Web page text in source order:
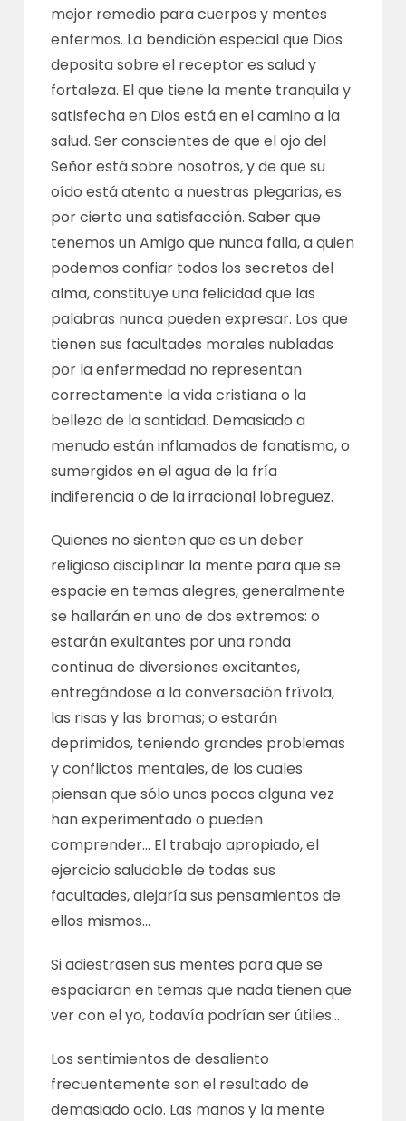
mejor remedio para cuerpos y mentes
enfermos. La bendición especial que Dios
deposita sobre el receptor es salud y
fortaleza. El que tiene la mente tranquila y
satisfecha en Dios está en el camino a la
salud. Ser conscientes de que el ojo del
Señor está sobre nosotros, y de que su
oído está atento a nuestras plegarias, es
por cierto una satisfacción. Saber que
tenemos un Amigo que nunca falla, a quien
podemos confiar todos los secretos del
alma, constituye una felicidad que las
palabras nunca pueden expresar. Los que
tienen sus facultades morales nubladas
por la enfermedad no representan
correctamente la vida cristiana o la
belleza de la santidad. Demasiado a
menudo están inflamados de fanatismo, o
sumergidos en el agua de la fría
indiferencia o de la irracional lobreguez.
Quienes no sienten que es un deber
religioso disciplinar la mente para que se
espacie en temas alegres, generalmente
se hallarán en uno de dos extremos: o
estarán exultantes por una ronda
continua de diversiones excitantes,
entregándose a la conversación frívola,
las risas y las bromas; o estarán
deprimidos, teniendo grandes problemas
y conflictos mentales, de los cuales
piensan que sólo unos pocos alguna vez
han experimentado o pueden
comprender… El trabajo apropiado, el
ejercicio saludable de todas sus
facultades, alejaría sus pensamientos de
ellos mismos…
Si adiestrasen sus mentes para que se
espaciaran en temas que nada tienen que
ver con el yo, todavía podrían ser útiles…
Los sentimientos de desaliento
frecuentemente son el resultado de
demasiado ocio. Las manos y la mente